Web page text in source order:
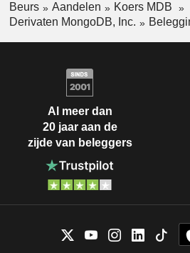
Beurs Aandelen
Koers MDB
Derivaten MongoDB, Inc.
Al meer dan
20 jaar aan de
zijde van beleggers